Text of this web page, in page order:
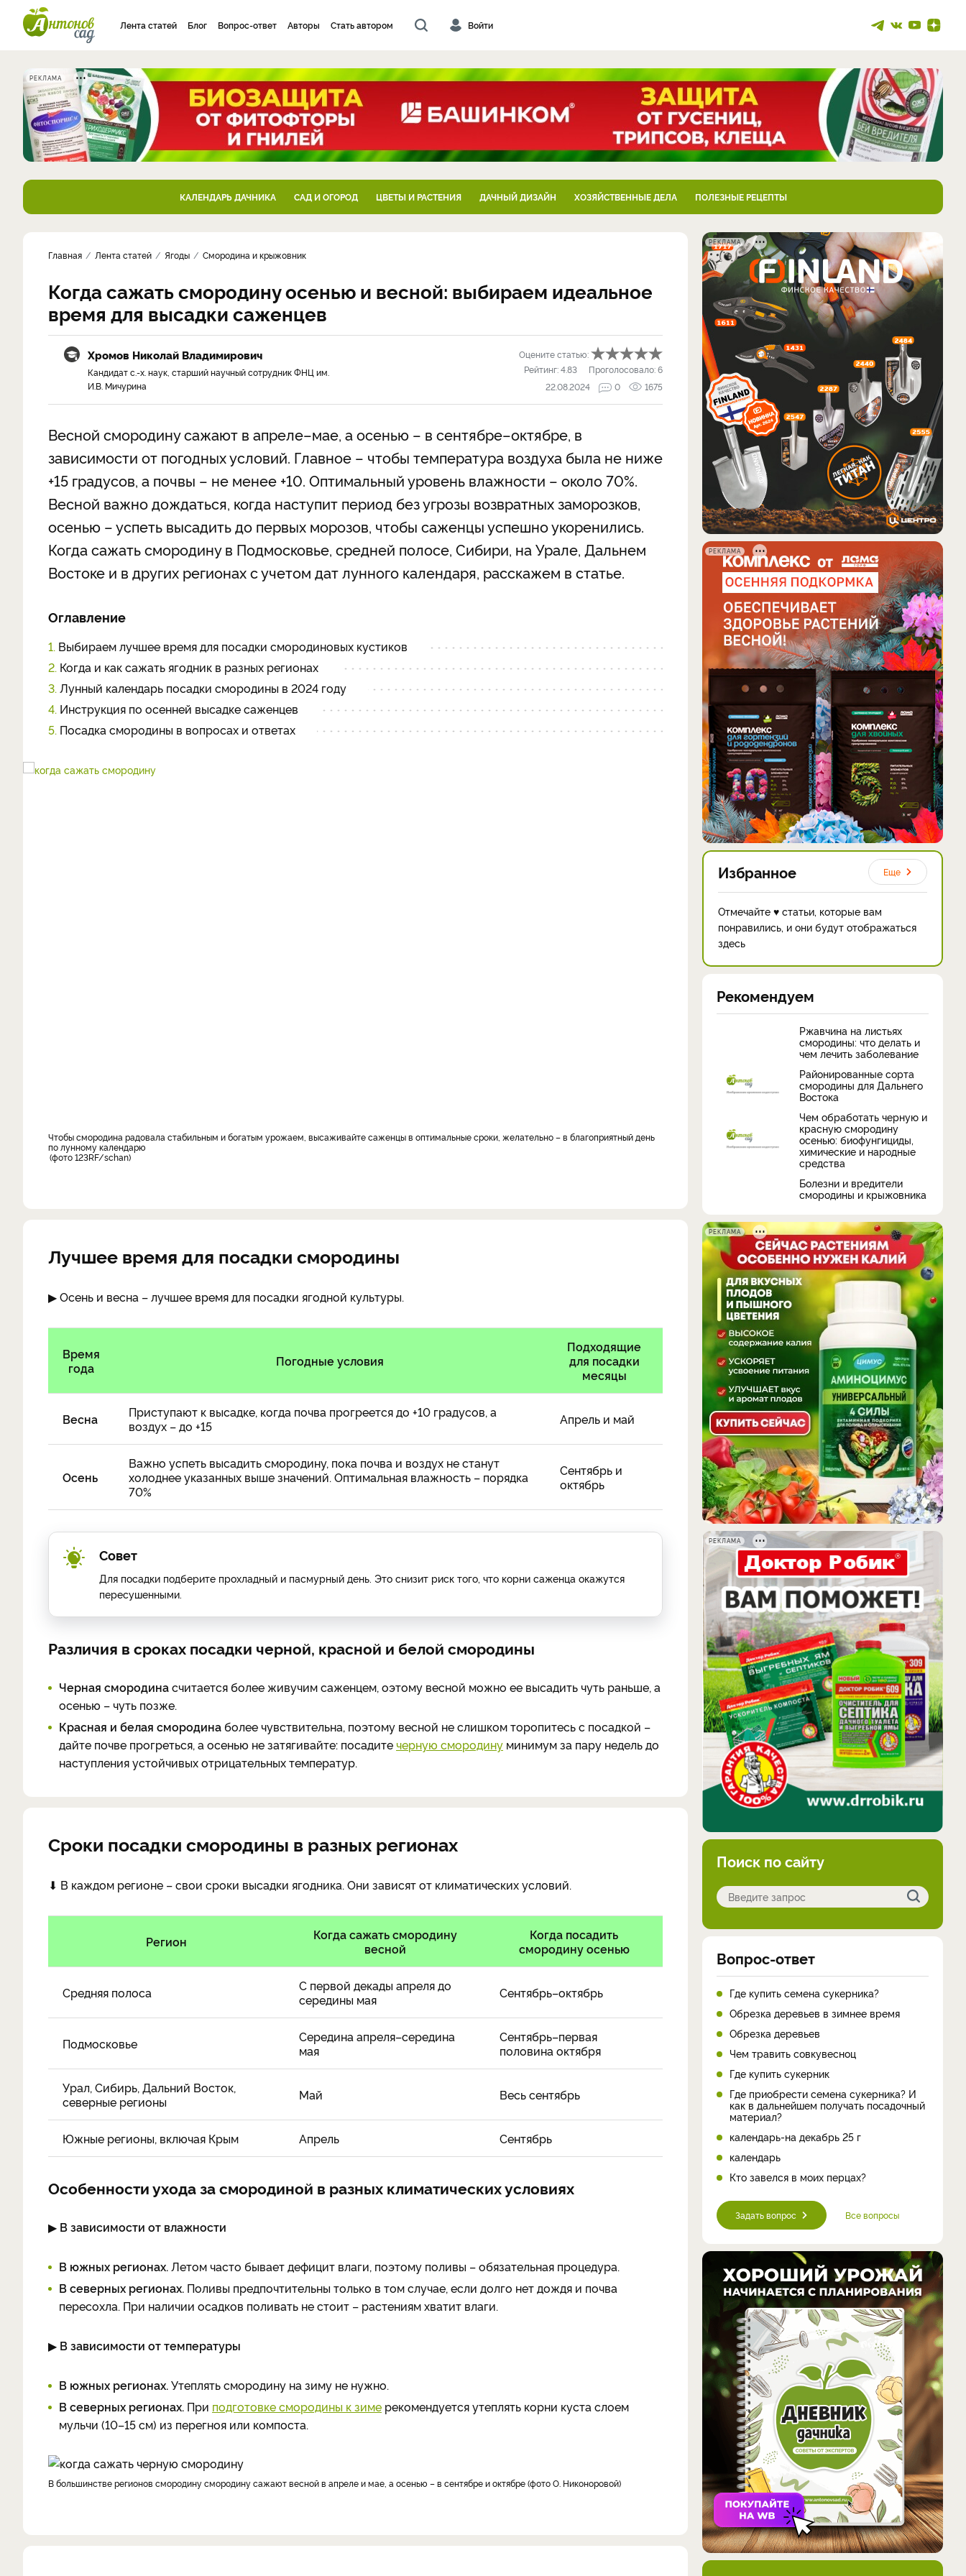
Лента статей Блог Вопрос-ответ Авторы Стать автором Войти
РЕКЛАМА
КАЛЕНДАРЬ ДАЧНИКА САД И ОГОРОД ЦВЕТЫ И РАСТЕНИЯ ДАЧНЫЙ ДИЗАЙН ХОЗЯЙСТВЕННЫЕ ДЕЛА ПОЛЕЗНЫЕ РЕЦЕПТЫ
Главная Лента статей Ягоды Смородина и крыжовник
Когда сажать смородину осенью и весной: выбираем идеальное
время для высадки саженцев
Хромов Николай Владимирович
Кандидат с.-х. наук, старший научный сотрудник ФНЦ им.
И.В. Мичурина
Оцените статью:
Рейтинг:4.83 Проголосовало:6
22.08.2024
0 1675
Весной смородину сажают в апреле–мае, а осенью – в сентябре–октябре, в
зависимости от погодных условий. Главное – чтобы температура воздуха была не ниже
+15 градусов, а почвы – не менее +10. Оптимальный уровень влажности – около 70%.
Весной важно дождаться, когда наступит период без угрозы возвратных заморозков,
осенью – успеть высадить до первых морозов, чтобы саженцы успешно укоренились.
Когда сажать смородину в Подмосковье, средней полосе, Сибири, на Урале, Дальнем
Востоке и в других регионах с учетом дат лунного календаря, расскажем в статье.
Оглавление
1. Выбираем лучшее время для посадки смородиновых кустиков
2. Когда и как сажать ягодник в разных регионах
3. Лунный календарь посадки смородины в 2024 году
4. Инструкция по осенней высадке саженцев
5. Посадка смородины в вопросах и ответах
Чтобы смородина радовала стабильным и богатым урожаем, высаживайте саженцы в оптимальные сроки, желательно – в благоприятный день
по лунному календарю
фото 123RF/schan
Лучшее время для посадки смородины
▶ Осень и весна – лучшее время для посадки ягодной культуры.
Время
года
Погодные условия
Подходящие
для посадки
месяцы
Весна
Приступают к высадке, когда почва прогреется до +10 градусов, а
воздух – до +15
Апрель и май
Осень
Важно успеть высадить смородину, пока почва и воздух не станут
холоднее указанных выше значений. Оптимальная влажность – порядка
70%
Сентябрь и
октябрь
Совет
Для посадки подберите прохладный и пасмурный день. Это снизит риск того, что корни саженца окажутся
пересушенными.
Различия в сроках посадки черной, красной и белой смородины
Черная смородинасчитается более живучим саженцем, оэтому весной можно ее высадить чуть раньше, а
осенью – чуть позже.
Красная и белая смородина более чувствительна, поэтому весной не слишком торопитесь с посадкой –
дайте почве прогреться, а осенью не затягивайте: посадитечерную смородину минимум за пару недель до
наступления устойчивых отрицательных температур.
Сроки посадки смородины в разных регионах
⬇ В каждом регионе – свои сроки высадки ягодника. Они зависят от климатических условий.
Регион
Когда сажать смородину
весной
Когда посадить
смородину осенью
Средняя полоса
С первой декады апреля до
середины мая
Сентябрь–октябрь
Подмосковье
Середина апреля–середина
мая
Сентябрь–первая
половина октября
Урал, Сибирь, Дальний Восток,
северные регионы
Май Весь сентябрь
Южные регионы, включая Крым Апрель Сентябрь
Особенности ухода за смородиной в разных климатических условиях
▶ В зависимости от влажности
В южных регионах.Летом часто бывает дефицит влаги, поэтому поливы – обязательная процедура.
В северных регионах. Поливы предпочтительны только в том случае, если долго нет дождя и почва
пересохла. При наличии осадков поливать не стоит – растениям хватит влаги.
▶ В зависимости от температуры
В южных регионах.Утеплять смородину на зиму не нужно.
В северных регионах. При подготовке смородины к зиме рекомендуется утеплять корни куста слоем
мульчи (10–15 см) из перегноя или компоста.
В большинстве регионов смородину смородину сажают весной в апреле и мае, а осенью – в сентябре и октябре (фото О. Никоноровой)
РЕКЛАМА
РЕКЛАМА
Избранное Еще
Отмечайте ♥ статьи, которые вам
понравились, и они будут отображаться
здесь
Рекомендуем
Ржавчина на листьях
смородины: что делать и
чем лечить заболевание
Районированные сорта
смородины для Дальнего
Востока
Чем обработать черную и
красную смородину
осенью: биофунгициды,
химические и народные
средства
Болезни и вредители
смородины и крыжовника
РЕКЛАМА
РЕКЛАМА
Поиск по сайту
Вопрос-ответ
Где купить семена сукерника?
Обрезка деревьев в зимнее время
Обрезка деревьев
Чем травить совкувесноц
Где купить сукерник
Где приобрести семена сукерника? И
как в дальнейшем получать посадочный
материал?
календарь-на декабрь 25 г
календарь
Кто завелся в моих перцах?
Задать вопрос Все вопросы